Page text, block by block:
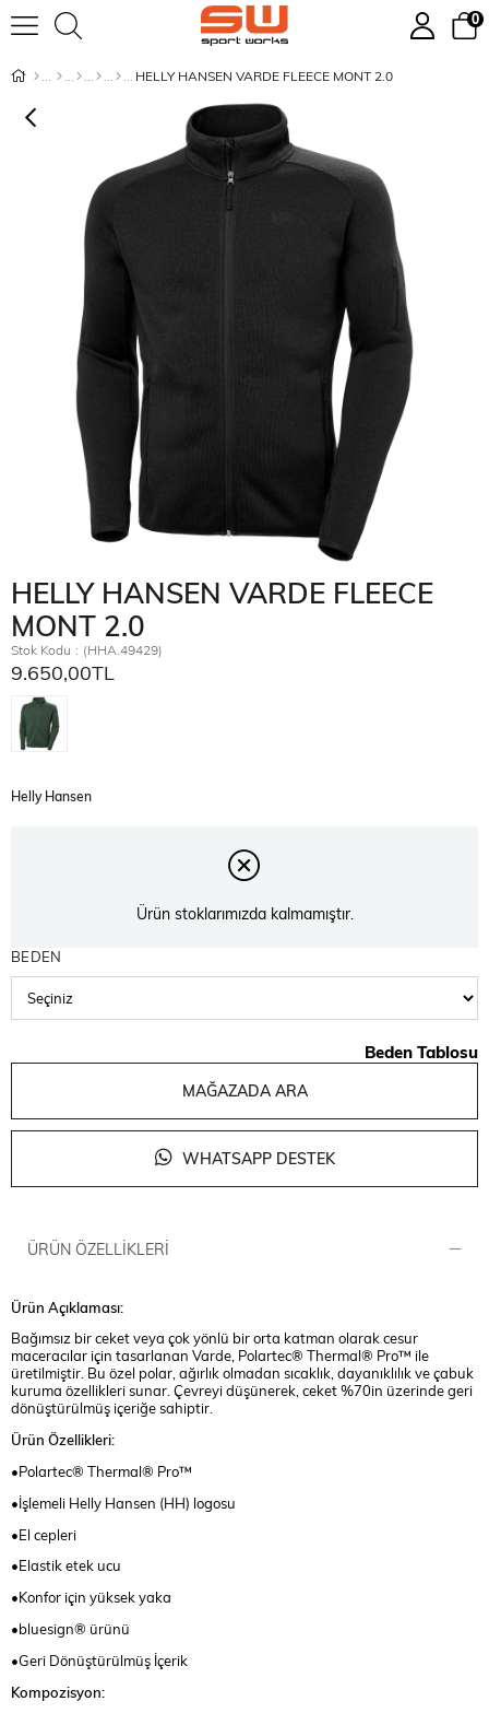
0
HELLY HANSEN VARDE FLEECE MONT 2.0
HELLY HANSEN VARDE FLEECE
MONT 2.0
Stok Kodu (HHA.49429)
9.650,00TL
Helly Hansen
Ürün stoklarımızda kalmamıştır.
BEDEN
Beden Tablosu
MAĞAZADA ARA
WHATSAPP DESTEK
ÜRÜN ÖZELLIKLERI
Ürün Açıklaması:
Bağımsız bir ceket veya çok yönlü bir orta katman olarak cesur
maceracılar için tasarlanan Varde, Polartec® Thermal® Pro™ ile
üretilmiştir. Bu özel polar, ağırlık olmadan sıcaklık, dayanıklılık ve çabuk
kuruma özellikleri sunar. Çevreyi düşünerek, ceket %70in üzerinde geri
dönüştürülmüş içeriğe sahiptir.
Ürün Özellikleri:
•Polartec® Thermal® Pro™
•İşlemeli Helly Hansen (HH) logosu
•El cepleri
•Elastik etek ucu
•Konfor için yüksek yaka
•bluesign® ürünü
•Geri Dönüştürülmüş İçerik
Kompozisyon: